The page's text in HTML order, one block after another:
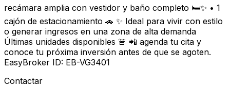
recámara amplia con vestidor y baño completo 🛏️✨ • 1
cajón de estacionamiento 🚗 ✨ Ideal para vivir con estilo
o generar ingresos en una zona de alta demanda
Últimas unidades disponibles 🚨 📲 agenda tu cita y
conoce tu próxima inversión antes de que se agoten.
EasyBroker ID: EB-VG3401
Contactar